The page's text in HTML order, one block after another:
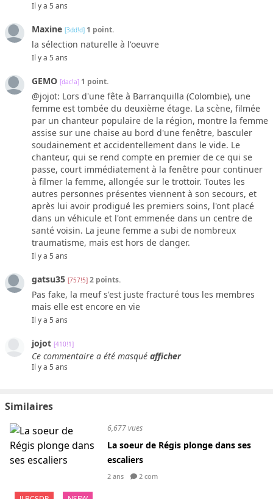
Il y a 5 ans
Maxine [3dd!d] 1 point.
la sélection naturelle à l'oeuvre
Il y a 5 ans
GEMO [dac!a] 1 point.
@jojot: Lors d'une fête à Barranquilla (Colombie), une
femme est tombée du deuxième étage. La scène, filmée
par un chanteur populaire de la région, montre la femme
assise sur une chaise au bord d'une fenêtre, basculer
soudainement et accidentellement dans le vide. Le
chanteur, qui se rend compte en premier de ce qui se
passe, court immédiatement à la fenêtre pour continuer
à filmer la femme, allongée sur le trottoir. Toutes les
autres personnes présentes viennent à son secours, et
après lui avoir prodigué les premiers soins, l'ont placé
dans un véhicule et l'ont emmenée dans un centre de
santé voisin. La jeune femme a subi de nombreux
traumatisme, mais est hors de danger.
Il y a 5 ans
gatsu35 [757!5] 2 points.
Pas fake, la meuf s'est juste fracturé tous les membres
mais elle est encore en vie
Il y a 5 ans
jojot [410!1]
Ce commentaire a été masqué afficher
Il y a 5 ans
Similaires
6,677 vues
La soeur de Régis plonge dans ses
escaliers
2 ans 2 com